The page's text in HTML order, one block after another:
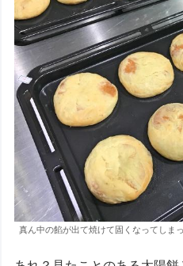
真ん中の餡が出て焼けて固くなってしま